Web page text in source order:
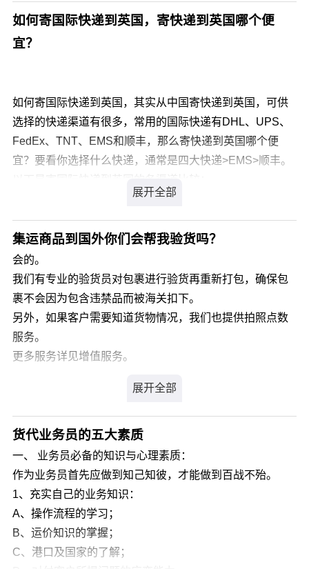
仓将货物运输到指定的亚马逊FBA仓库中，这就是FBA中
转服务，第三方海外仓基本上都有提供FBA中转服务。
的海外仓，卖家也可以多平台运营的。
2、补货速度快
在销售旺季，很多卖家来不及补货，就很容易出现库存不
足等问题，导致Listing被降权，通过FBA中转服务，可以
率提升也有很大的帮助。
如何寄国际快递到英国，寄快递到英国哪个便
宜？
如何寄国际快递到英国，其实从中国寄快递到英国，可供
选择的快递渠道有很多，常用的国际快递有DHL、UPS、
FedEx、TNT、EMS和顺丰，那么寄快递到英国哪个便
宜？要看你选择什么快递，通常是四大快递>EMS>顺丰。
时效：四大快递>EMS>顺丰；
价格：四大快递>EMS>顺丰；
服务：四大快递会优于EMS和顺丰，客服响应速度和专业
度都比较高。
四大快递和顺丰都可以在各自的公众号自助下单，EMS可
以去当地邮局寄英国寄体积小的包裹可以选择发FedEx或
者DHL，体积大重量轻的可以选择发EMS，时效要求不高
的可以选择顺丰想要节省国际快递运费或寄化妆品、食
品、常备药品等敏感货就找货运代理。
宜的，比单独去国际快递公司寄要便宜。
集运商品到国外你们会帮我验货吗？
会的。
我们有专业的验货员对包裹进行验货再重新打包，确保包
裹不会因为包含违禁品而被海关扣下。
另外，如果客户需要知道货物情况，我们也提供拍照点数
服务。
更多服务详见增值服务。
货代业务员的五大素质
一、 业务员必备的知识与心理素质：
作为业务员首先应做到知己知彼，才能做到百战不殆。
1、充实自己的业务知识：
A、操作流程的学习；
B、运价知识的掌握；
C、港口及国家的了解；